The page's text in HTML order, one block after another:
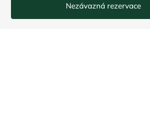
Nezávazná rezervace